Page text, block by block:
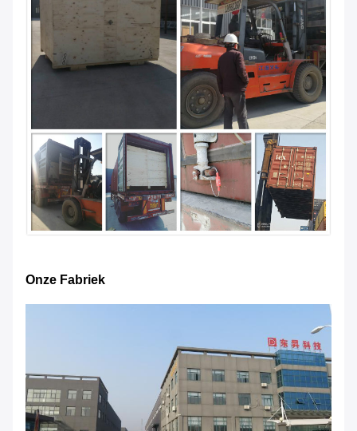
Onze Fabriek